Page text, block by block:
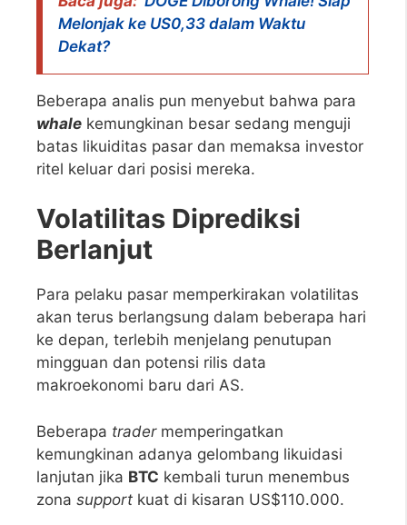
Melonjak ke US0,33 dalam Waktu
Dekat?
Beberapa analis pun menyebut bahwa para
whale kemungkinan besar sedang menguji
batas likuiditas pasar dan memaksa investor
ritel keluar dari posisi mereka.
Volatilitas Diprediksi
Berlanjut
Para pelaku pasar memperkirakan volatilitas
akan terus berlangsung dalam beberapa hari
ke depan, terlebih menjelang penutupan
mingguan dan potensi rilis data
makroekonomi baru dari AS.
Beberapa tradermemperingatkan
kemungkinan adanya gelombang likuidasi
lanjutan jika BTC kembali turun menembus
zona support kuat di kisaran US$110.000.